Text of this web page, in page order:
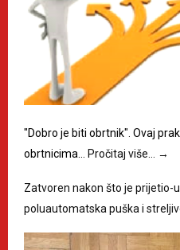
"Dobro je biti obrtnik". Ovaj
obrtnicima…
Pročitaj više… →
Zatvoren nakon što je prijetio-
poluautomatska puška i